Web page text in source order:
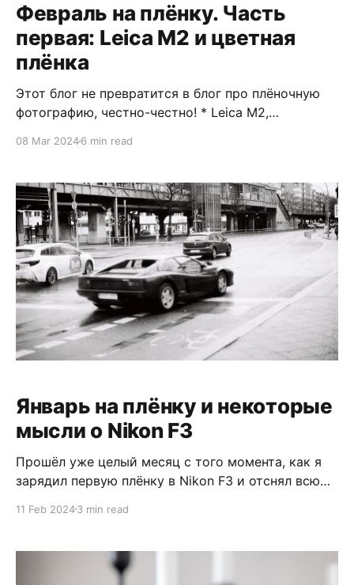
Февраль на плёнку. Часть
первая: Leica M2 и цветная
плёнка
Этот блог не превратится в блог про плёночную
фотографию, честно-честно! * Leica M2,
плёнки, я начал искать больше видео на YouTube
по теме плёночной фотографии: трюки, как
работать со светом,
08 Mar 20246 min read
Январь на плёнку и некоторые
мысли о Nikon F3
Прошёл уже целый месяц с того момента, как я
зарядил первую плёнку в Nikon F3 и отснял всю
будет что-то в фокусе, что будет с экспозицией, и
Nikon F3, 50mm 1.4 * 🎞️ “Berlin Double
11 Feb 20243 min read